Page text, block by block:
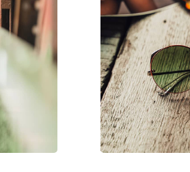
Esprit
Мода
ET17997 513 52